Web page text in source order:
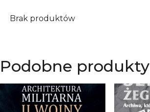
Brak produktów
Podobne produkty